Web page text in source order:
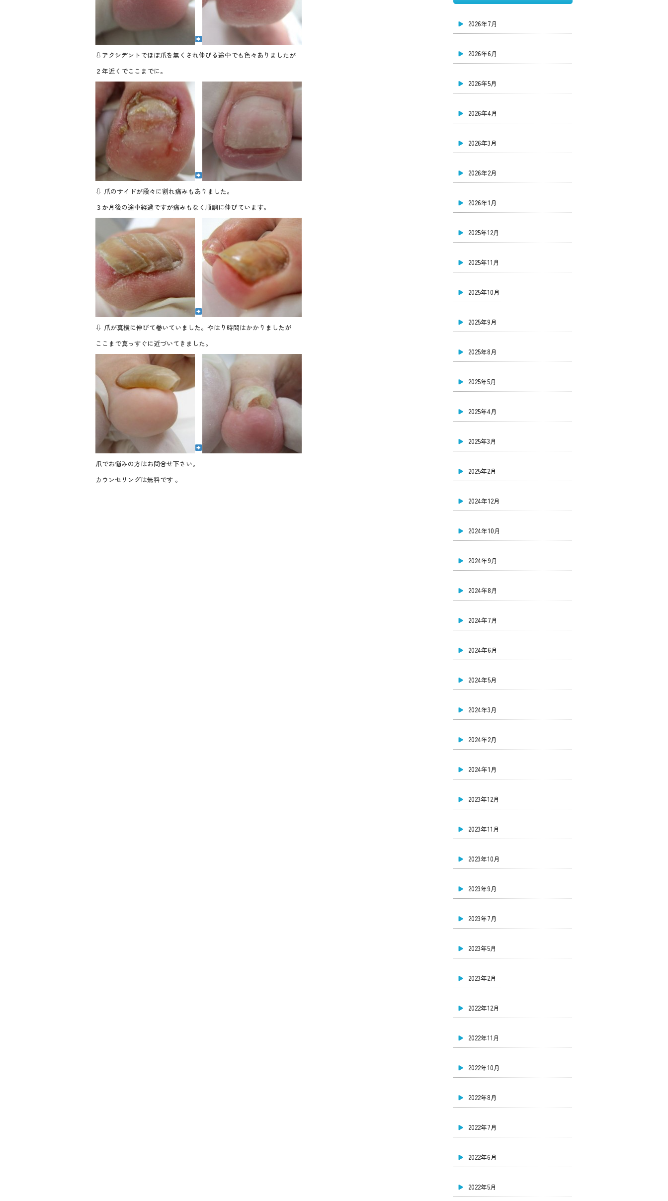
⇩アクシデントでほぼ爪を無くされ伸びる途中でも色々ありましたが
２年近くでここまでに。
⇩ 爪のサイドが段々に割れ痛みもありました。
３か月後の途中経過ですが痛みもなく順調に伸びています。
⇩ 爪が真横に伸びて巻いていました。やはり時間はかかりましたが
ここまで真っすぐに近づいてきました。
爪でお悩みの方はお問合せ下さい。
カウンセリングは無料です 。
2026年7月
2026年6月
2026年5月
2026年4月
2026年3月
2026年2月
2026年1月
2025年12月
2025年11月
2025年10月
2025年9月
2025年8月
2025年5月
2025年4月
2025年3月
2025年2月
2024年12月
2024年10月
2024年9月
2024年8月
2024年7月
2024年6月
2024年5月
2024年3月
2024年2月
2024年1月
2023年12月
2023年11月
2023年10月
2023年9月
2023年7月
2023年5月
2023年2月
2022年12月
2022年11月
2022年10月
2022年8月
2022年7月
2022年6月
2022年5月